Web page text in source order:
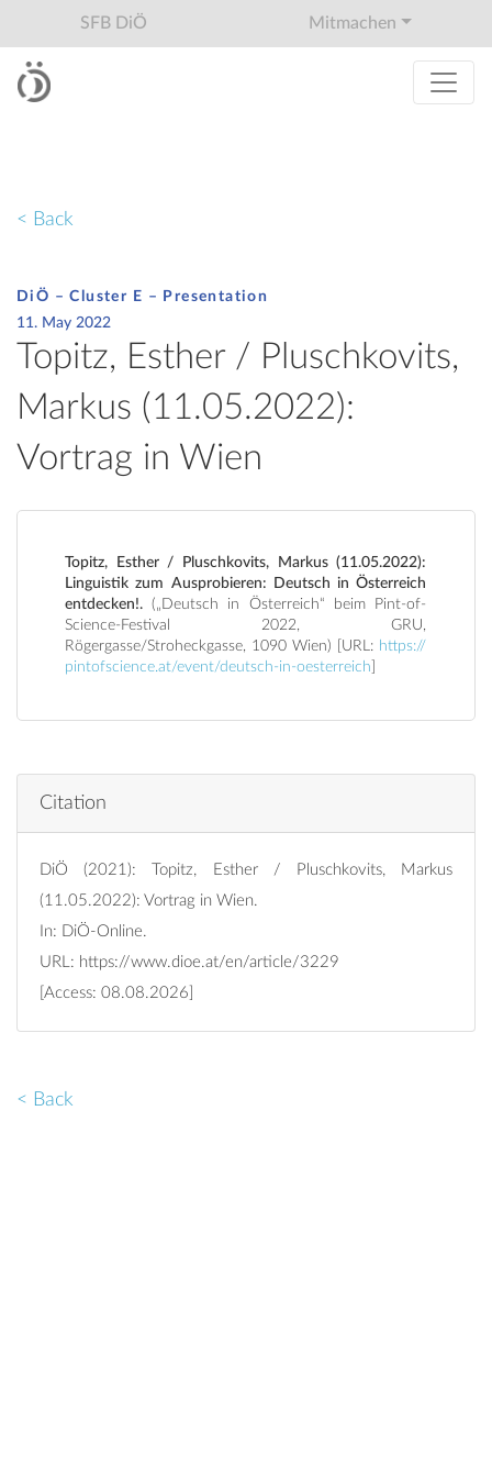
SFB DiÖ Mitmachen
< Back
DiÖ – Cluster E – Presentation
11. May 2022
Topitz, Esther / Pluschkovits,
Markus (11.05.2022):
Vortrag in Wien
Topitz, Esther / Pluschkovits, Markus (11.05.2022):
Linguistik zum Ausprobieren: Deutsch in Österreich
entdecken!. („Deutsch in Österreich“ beim Pint-of-
Science-Festival 2022, GRU,
Rögergasse/Stroheckgasse, 1090 Wien) [URL: https://
pintofscience.at/event/deutsch-in-oesterreich
Citation
DiÖ (2021): Topitz, Esther / Pluschkovits, Markus
(11.05.2022): Vortrag in Wien.
In: DiÖ-Online.
URL: https://www.dioe.at/en/article/3229
[Access: 08.08.2026]
< Back